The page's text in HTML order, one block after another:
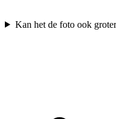
Kan het de foto ook